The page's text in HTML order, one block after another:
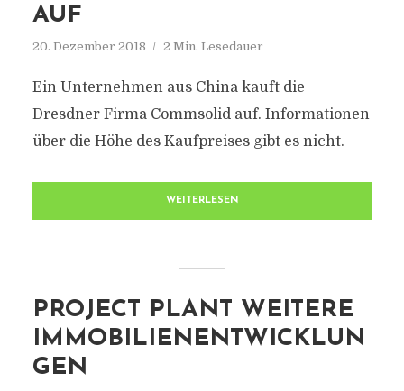
AUF
20. Dezember 2018 2 Min. Lesedauer
Ein Unternehmen aus China kauft die
Dresdner Firma Commsolid auf. Informationen
über die Höhe des Kaufpreises gibt es nicht.
WEITERLESEN
PROJECT PLANT WEITERE
IMMOBILIENENTWICKLUN
GEN